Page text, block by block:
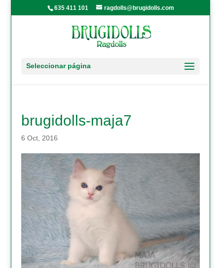
635 411 101 ragdolls@brugidolls.com
Seleccionar página
brugidolls-maja7
6 Oct, 2016